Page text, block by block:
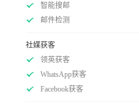
智能搜邮
邮件检测
社媒获客
领英获客
WhatsApp获客
Facebook获客